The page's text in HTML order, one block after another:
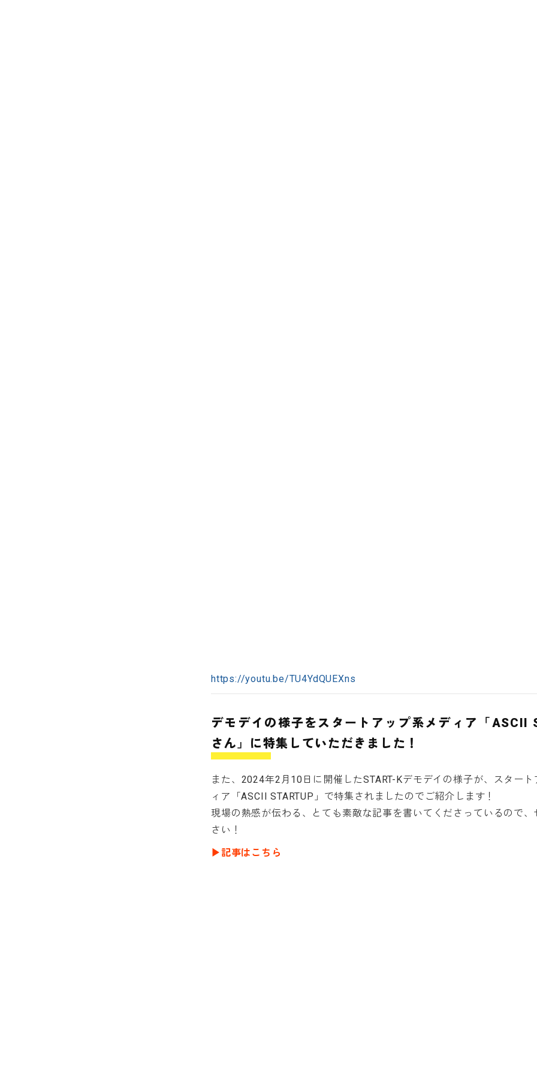
https://youtu.be/TU4YdQUEXns
デモデイの様子をスタートアップ系メディア「ASCII
さん」に特集していただきました！
また、2024年2月10日に開催したSTART-Kデモデイの様子が、スター
ィア「ASCII STARTUP」で特集されましたのでご紹介します！
現場の熱感が伝わる、とても素敵な記事を書いてくださっているので、
さい！
▶︎記事はこちら